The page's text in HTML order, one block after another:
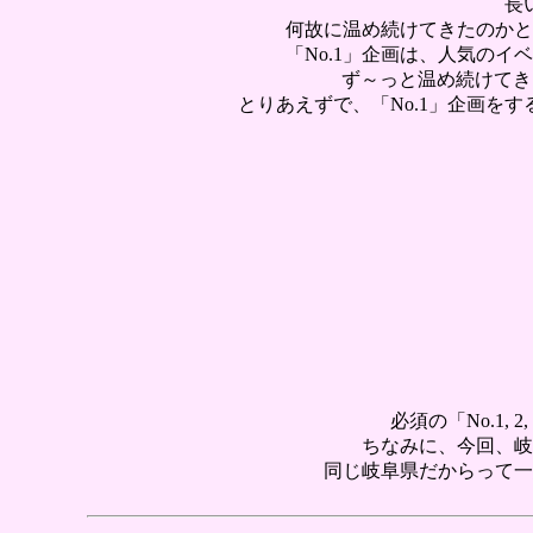
長
何故に温め続けてきたのか
「No.1」企画は、人気のイ
ず～っと温め続けて
とりあえずで、「No.1」企画を
必須の「No.1,
ちなみに、今回、
同じ岐阜県だからって